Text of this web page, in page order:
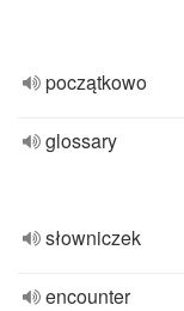
początkowo
glossary
słowniczek
encounter